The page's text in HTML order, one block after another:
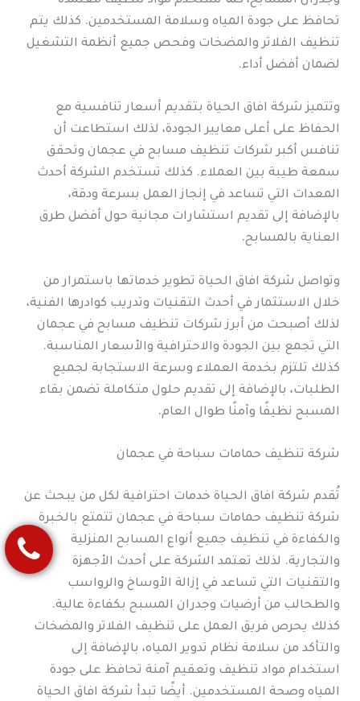
تحافظ على جودة المياه وسلامة المستخدمين. كذلك يتم
تنظيف الفلاتر والمضخات وفحص جميع أنظمة التشغيل
لضمان أفضل أداء.
وتتميز شركة افاق الحياة بتقديم أسعار تنافسية مع
الحفاظ على أعلى معايير الجودة، لذلك استطاعت أن
تنافس أكبر شركات تنظيف مسابح في عجمان وتحقق
سمعة طيبة بين العملاء. كذلك تستخدم الشركة أحدث
المعدات التي تساعد في إنجاز العمل بسرعة ودقة،
بالإضافة إلى تقديم استشارات مجانية حول أفضل طرق
العناية بالمسابح.
وتواصل شركة افاق الحياة تطوير خدماتها باستمرار من
خلال الاستثمار في أحدث التقنيات وتدريب كوادرها الفنية،
لذلك أصبحت من أبرز شركات تنظيف مسابح في عجمان
التي تجمع بين الجودة والاحترافية والأسعار المناسبة.
كذلك تلتزم بخدمة العملاء وسرعة الاستجابة لجميع
الطلبات، بالإضافة إلى تقديم حلول متكاملة تضمن بقاء
المسبح نظيفًا وآمنًا طوال العام.
شركة تنظيف حمامات سباحة في عجمان
تُقدم شركة افاق الحياة خدمات احترافية لكل من يبحث عن
شركة تنظيف حمامات سباحة في عجمان تتمتع بالخبرة
والكفاءة في تنظيف جميع أنواع المسابح المنزلية
والتجارية. لذلك تعتمد الشركة على أحدث الأجهزة
والتقنيات التي تساعد في إزالة الأوساخ والرواسب
والطحالب من أرضيات وجدران المسبح بكفاءة عالية.
كذلك يحرص فريق العمل على تنظيف الفلاتر والمضخات
والتأكد من سلامة نظام تدوير المياه، بالإضافة إلى
استخدام مواد تنظيف وتعقيم آمنة تحافظ على جودة
المياه وصحة المستخدمين. أيضًا تبدأ شركة افاق الحياة